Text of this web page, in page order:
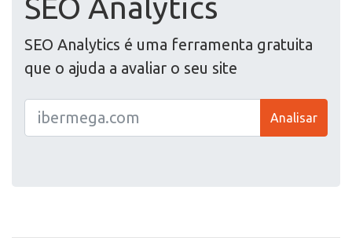
SEO Analytics
SEO Analytics é uma ferramenta gratuita
que o ajuda a avaliar o seu site
Analisar